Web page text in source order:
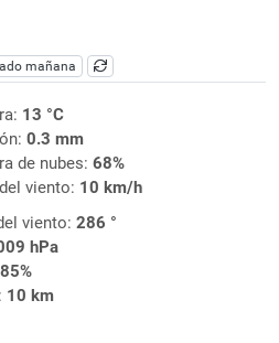
mañana
13 °C
0.3 mm
de nubes: 68%
viento: 10 km/h
viento: 286 °
hPa
85%
10 km